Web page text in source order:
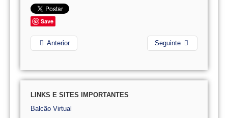
Save
Anterior Seguinte
LINKS E SITES IMPORTANTES
Balcão Virtual